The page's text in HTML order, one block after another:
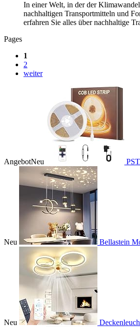
In einer Welt, in der der
nachhaltigen Transportmitteln und
erfahren Sie alles über nachhaltige
Pages
1
2
weiter
AngebotNeu
Neu Bellastein
Neu